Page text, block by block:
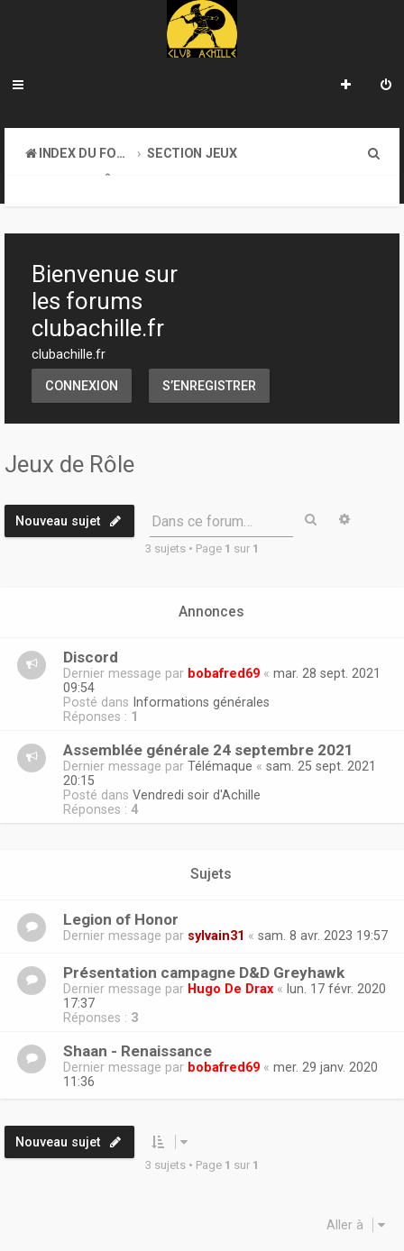
INDEX DU FORUM
SECTION JEUX
h
Bienvenue sur
les forums
clubachille.fr
clubachille.fr
CONNEXION S’ENREGISTRER
Jeux de Rôle
Nouveau sujet Dans ce forum… Rechercher
3 sujets • Page 1 sur 1
Annonces
Discord
Dernier message par bobafred69 « mar. 28 sept. 2021
09:54
Posté dans Informations générales
Réponses : 1
Assemblée générale 24 septembre 2021
Dernier message par Télémaque « sam. 25 sept. 2021
20:15
Posté dans Vendredi soir d'Achille
Réponses : 4
Sujets
Legion of Honor
Dernier message par sylvain31 « sam. 8 avr. 2023 19:57
Présentation campagne D&D Greyhawk
Dernier message par Hugo De Drax « lun. 17 févr. 2020
17:37
Réponses : 3
Shaan - Renaissance
Dernier message par bobafred69 « mer. 29 janv. 2020
11:36
Nouveau sujet
3 sujets • Page 1 sur 1
Aller à